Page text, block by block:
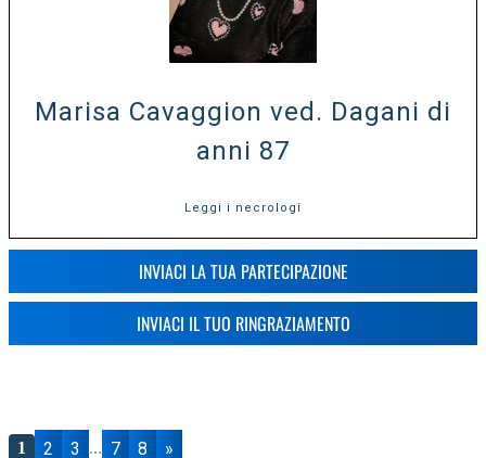
Marisa Cavaggion ved. Dagani di
anni 87
Leggi i necrologi
INVIACI LA TUA PARTECIPAZIONE
INVIACI IL TUO RINGRAZIAMENTO
1 2 3 ... 7 8 »